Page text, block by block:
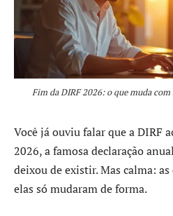
Fim da DIRF 2026: o que muda
Você já ouviu falar que a DIRF
2026, a famosa declaração
deixou de existir. Mas calma:
elas só mudaram de forma.